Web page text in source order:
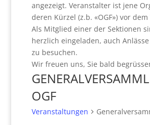
angezeigt. Veranstalter ist jene
deren Kürzel (z.b. «OGF») vor
Als Mitglied einer der Sektionen
herzlich eingeladen, auch
zu besuchen.
Wir freuen uns, Sie bald
OGF
Veranstaltungen